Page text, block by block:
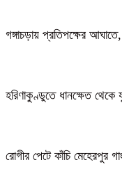
গঙ্গাচড়ায় প্রতিপক্ষের
হরিণাকুণ্ডুতে ধানক্ষেত থেকে
রোগীর পেটে কাঁচি মেহেরপুর